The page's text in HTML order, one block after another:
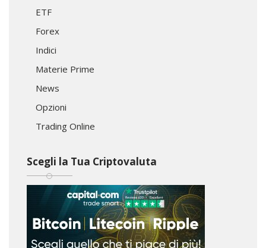
ETF
Forex
Indici
Materie Prime
News
Opzioni
Trading Online
Scegli la Tua Criptovaluta